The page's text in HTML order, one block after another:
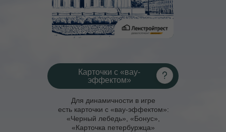
Для динамичности в игре
есть карточки с «вау-эффектом»:
«Черный лебедь», «Бонус»,
«Карточка петербуржца»
Карточки с «вау-
эффектом»